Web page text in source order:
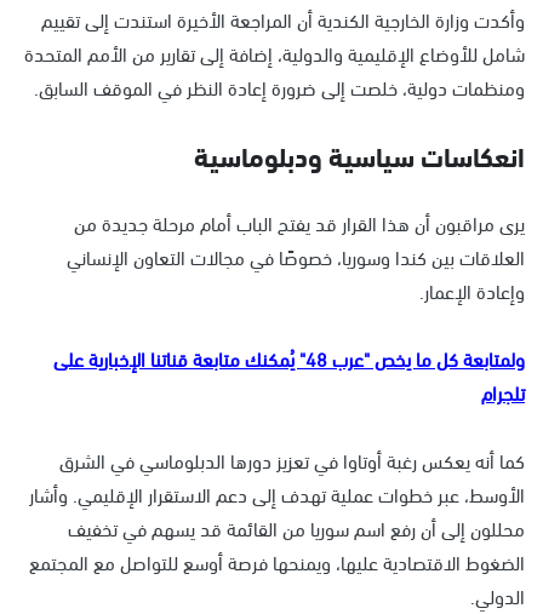
وأكدت وزارة الخارجية الكندية أن المراجعة الأخيرة استندت إلى تقييم
شامل للأوضاع الإقليمية والدولية، إضافة إلى تقارير من الأمم المتحدة
ومنظمات دولية، خلصت إلى ضرورة إعادة النظر في الموقف السابق.
انعكاسات سياسية ودبلوماسية
يرى مراقبون أن هذا القرار قد يفتح الباب أمام مرحلة جديدة من
العلاقات بين كندا وسوريا، خصوصًا في مجالات التعاون الإنساني
وإعادة الإعمار.
ولمتابعة كل ما يخص "عرب 48" يُمكنك متابعة قناتنا الإخبارية على
تلجرام
كما أنه يعكس رغبة أوتاوا في تعزيز دورها الدبلوماسي في الشرق
الأوسط، عبر خطوات عملية تهدف إلى دعم الاستقرار الإقليمي. وأشار
محللون إلى أن رفع اسم سوريا من القائمة قد يسهم في تخفيف
الضغوط الاقتصادية عليها، ويمنحها فرصة أوسع للتواصل مع المجتمع
الدولي.